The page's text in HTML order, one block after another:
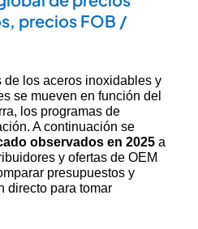
precios FOB /
de los aceros inoxidables y
se mueven en función del
los programas de
A continuación se
observados en 2025a
y ofertas de OEM
presupuestos y
directo para tomar